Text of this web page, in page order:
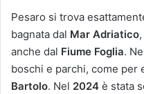
Pesaro si trova
bagnata dal Mar Adriatico
anche dal Fiume Foglia.
boschi e parchi, come per
Bartolo. Nel 2024 è stata